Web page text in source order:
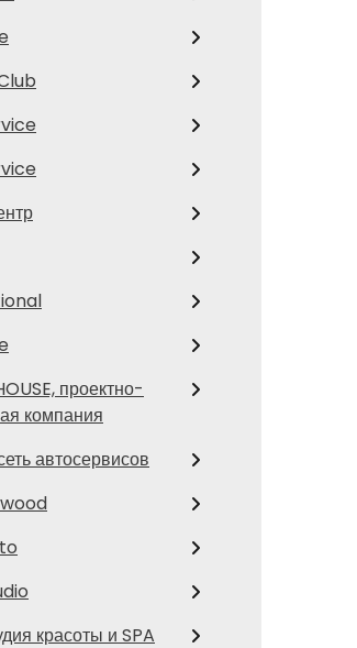
проектно-
компания
автосервисов
красоты и SPA